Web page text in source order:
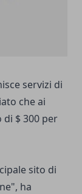
servizi di
che ai
$ 300 per
sito di
ha